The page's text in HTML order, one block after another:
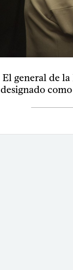
El general de
designado